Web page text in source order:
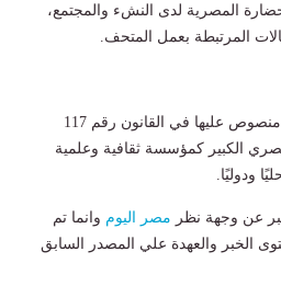
المصرية لدى النشء والمجتمع،
المرتبطة بعمل المتحف.
وأكد مشروع القانون أن الهيئة تباشر كذلك أي اختصاصات أخرى منصوص عليها في القانون رقم 117
المصري الكبير كمؤسسة ثقافية وعلمية
ودوليًا.
عن وجهة نظر مصر اليوم وانما تم
الخبر والعهدة علي المصدر السابق